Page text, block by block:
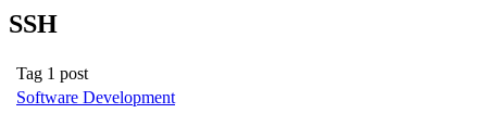
SSH
Tag 1 post
Software Development